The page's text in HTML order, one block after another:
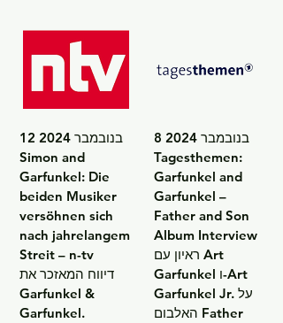
12 בנובמבר 2024
Simon and
Garfunkel: Die
beiden Musiker
versöhnen sich
nach jahrelangem
Streit – n-tv
דיווח המאזכר את
Garfunkel &
Garfunkel.
8 בנובמבר 2024
Tagesthemen:
Garfunkel and
Garfunkel –
Father and Son
Album Interview
ראיון עם Art
Garfunkel ו-Art
Garfunkel Jr. על
האלבום Father